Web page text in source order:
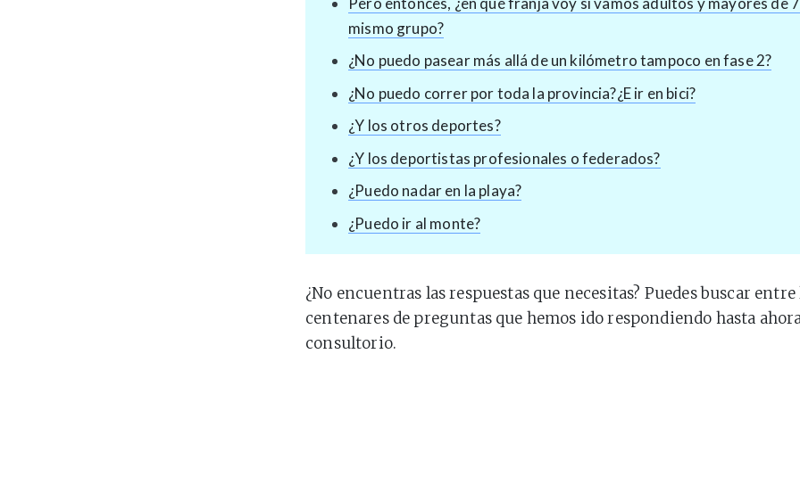
mismo grupo?
¿No puedo pasear más allá de un kilómetro tampoco en fase 2?
¿No puedo correr por toda la provincia?¿E ir en bici?
¿Y los otros deportes?
¿Y los deportistas profesionales o federados?
¿Puedo nadar en la playa?
¿Puedo ir al monte?
¿No encuentras las respuestas que necesitas? Puedes buscar entre
centenares de preguntas que hemos ido respondiendo hasta
consultorio.